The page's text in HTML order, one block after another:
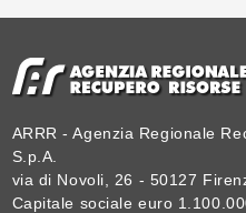
ARRR - Agenzia Regionale
S.p.A.
via di Novoli, 26 - 50127
Capitale sociale euro